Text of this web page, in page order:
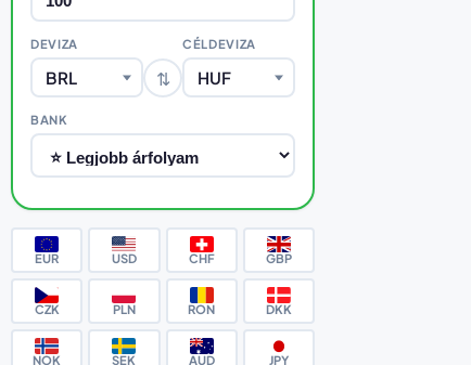
DEVIZA
BRL ⇅
CÉLDEVIZA
HUF
BANK
EUR USD CHF GBP
CZK PLN RON DKK
NOK SEK AUD JPY